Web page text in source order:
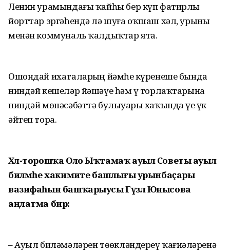
Ленин урамындағы ҡайһы бер күп фатирлы
йорттар эргәһендә лә шуға оҡшаш хәл, урыны
менән коммуналь ҡалдыҡтар ята.
Ошондай ихаталарҙың йәмһеҙ күренеше бында
ниндәй кешеләр йәшәүе һәм үҙ торлаҡтарына
ниндәй мөнәсәбәттә булыуҙары хаҡында үҙе үк
әйтеп тора.
Хәл-торошҡа Оло Ыҡтамаҡ ауыл Советы ауыл
биләмәһе хакимиәте башлығы урынбаҫары
вазифаһын башҡарыусы Гүзәл Юнысова
аңлатма бирә:
– Ауыл биләмәләрен төҙөкләндереү ҡағиҙәләренә